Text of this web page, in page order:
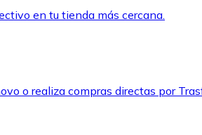
en tu tienda más cercana.
o realiza compras directas por